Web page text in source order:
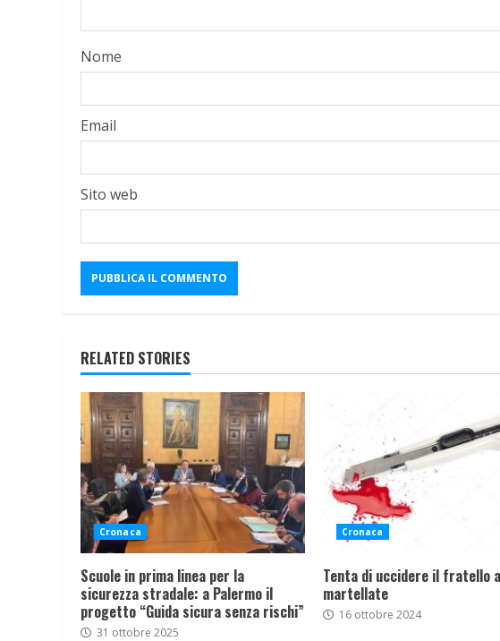
Nome
Email
Sito web
RELATED STORIES
Cronaca
Scuole in prima linea per la
sicurezza stradale: a Palermo il
progetto “Guida sicura senza rischi”
31 ottobre 2025
Cronaca
Tenta di uccidere il fratello a
martellate
16 ottobre 2024